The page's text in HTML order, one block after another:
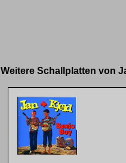
Weitere Schallplatten von